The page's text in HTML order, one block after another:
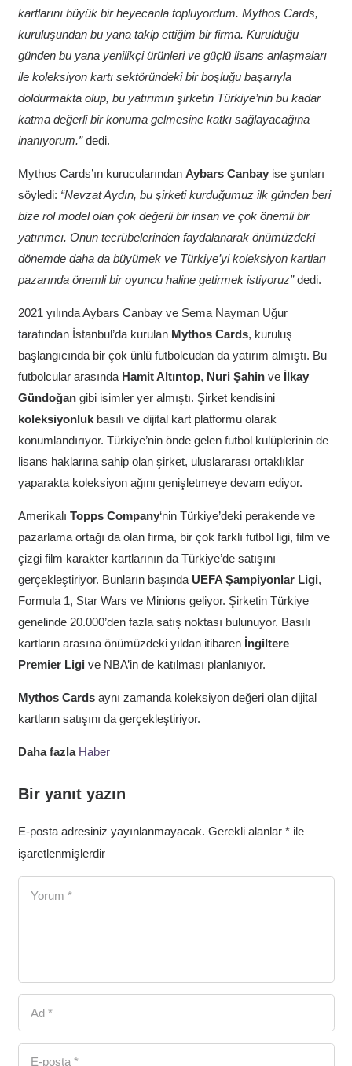
kartlarını büyük bir heyecanla topluyordum. Mythos Cards,
kuruluşundan bu yana takip ettiğim bir firma. Kurulduğu
günden bu yana yenilikçi ürünleri ve güçlü lisans anlaşmaları
ile koleksiyon kartı sektöründeki bir boşluğu başarıyla
doldurmakta olup, bu yatırımın şirketin Türkiye’nin bu kadar
katma değerli bir konuma gelmesine katkı sağlayacağına
inanıyorum.”dedi.
Mythos Cards’ın kurucularından Aybars Canbayise şunları
söyledi: “Nevzat Aydın, bu şirketi kurduğumuz ilk günden beri
bize rol model olan çok değerli bir insan ve çok önemli bir
yatırımcı. Onun tecrübelerinden faydalanarak önümüzdeki
dönemde daha da büyümek ve Türkiye’yi koleksiyon kartları
pazarında önemli bir oyuncu haline getirmek istiyoruz”dedi.
2021 yılında Aybars Canbay ve Sema Nayman Uğur
tarafından İstanbul’da kurulan Mythos Cards, kuruluş
başlangıcında bir çok ünlü futbolcudan da yatırım almıştı. Bu
futbolcular arasında Hamit Altıntop, Nuri Şahinve İlkay
Gündoğangibi isimler yer almıştı. Şirket kendisini
koleksiyonlukbasılı ve dijital kart platformu olarak
konumlandırıyor. Türkiye’nin önde gelen futbol kulüplerinin de
lisans haklarına sahip olan şirket, uluslararası ortaklıklar
yaparakta koleksiyon ağını genişletmeye devam ediyor.
Amerikalı Topps Company‘nin Türkiye’deki perakende ve
pazarlama ortağı da olan firma, bir çok farklı futbol ligi, film ve
çizgi film karakter kartlarının da Türkiye’de satışını
gerçekleştiriyor. Bunların başında UEFA Şampiyonlar Ligi,
Formula 1, Star Wars ve Minions geliyor. Şirketin Türkiye
genelinde 20.000’den fazla satış noktası bulunuyor. Basılı
kartların arasına önümüzdeki yıldan itibaren İngiltere
Premier Ligi ve NBA’in de katılması planlanıyor.
Mythos Cards aynı zamanda koleksiyon değeri olan dijital
kartların satışını da gerçekleştiriyor.
Daha fazla Haber
Bir yanıt yazın
E-posta adresiniz yayınlanmayacak. Gerekli alanlar *ile
işaretlenmişlerdir